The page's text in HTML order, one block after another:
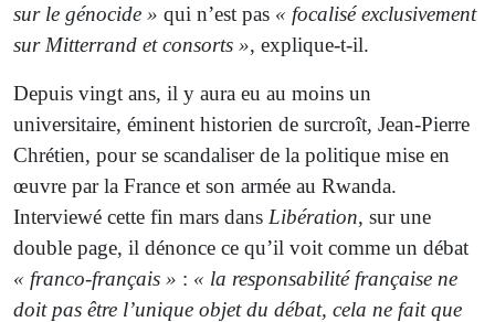
sur le génocide » qui n’est pas « focalisé exclusivement
sur Mitterrand et consorts », explique-t-il.
Depuis vingt ans, il y aura eu au moins un
universitaire, éminent historien de surcroît, Jean-Pierre
Chrétien, pour se scandaliser de la politique mise en
œuvre par la France et son armée au Rwanda.
Interviewé cette fin mars dans Libération, sur une
double page, il dénonce ce qu’il voit comme un débat
« franco-français » : « la responsabilité française ne
doit pas être l’unique objet du débat, cela ne fait que